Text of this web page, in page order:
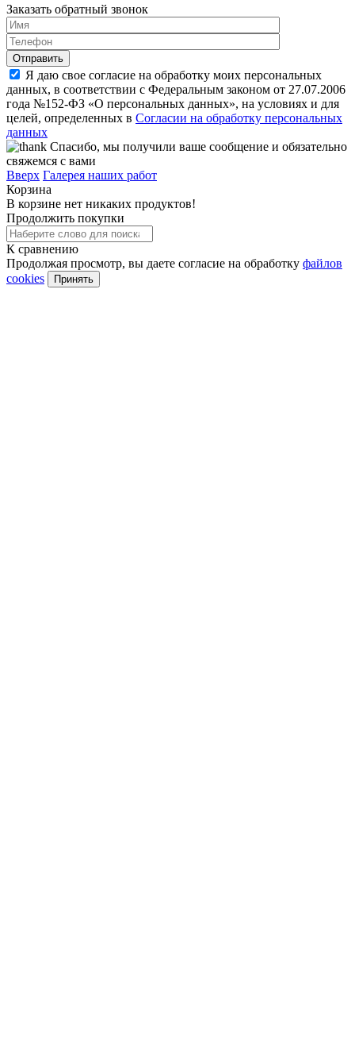
Заказать обратный звонок
Я даю свое согласие на обработку моих персональных
данных, в соответствии с Федеральным законом от 27.07.2006
года №152-ФЗ «О персональных данных», на условиях и для
целей, определенных в Согласии на обработку персональных
данных
Спасибо, мы получили ваше сообщение и обязательно
свяжемся с вами
Вверх Галерея наших работ
Корзина
В корзине нет никаких продуктов!
Продолжить покупки
К сравнению
Продолжая просмотр, вы даете согласие на обработку файлов
cookies
Принять